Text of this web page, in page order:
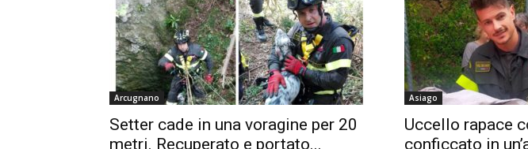
Arcugnano
Setter cade in una voragine per 20
metri. Recuperato e portato...
Asiago
Uccello rapace
conficcato in